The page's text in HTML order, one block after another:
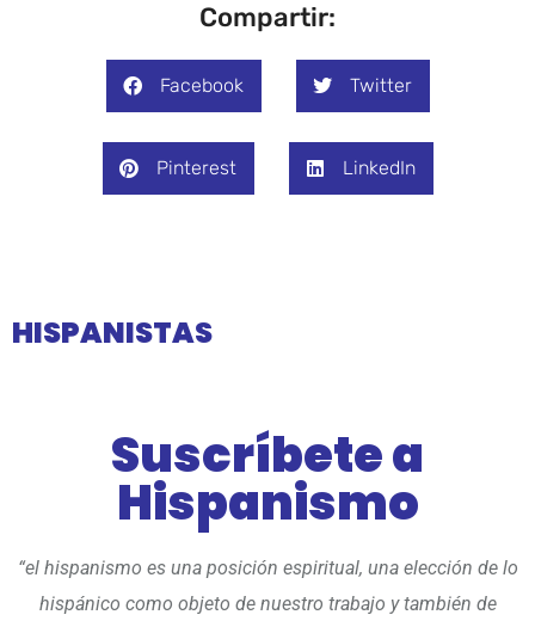
Compartir:
Facebook Twitter
Pinterest LinkedIn
HISPANISTAS
Suscríbete a
Hispanismo
“el hispanismo es una posición espiritual, una elección de lo
hispánico como objeto de nuestro trabajo y también de